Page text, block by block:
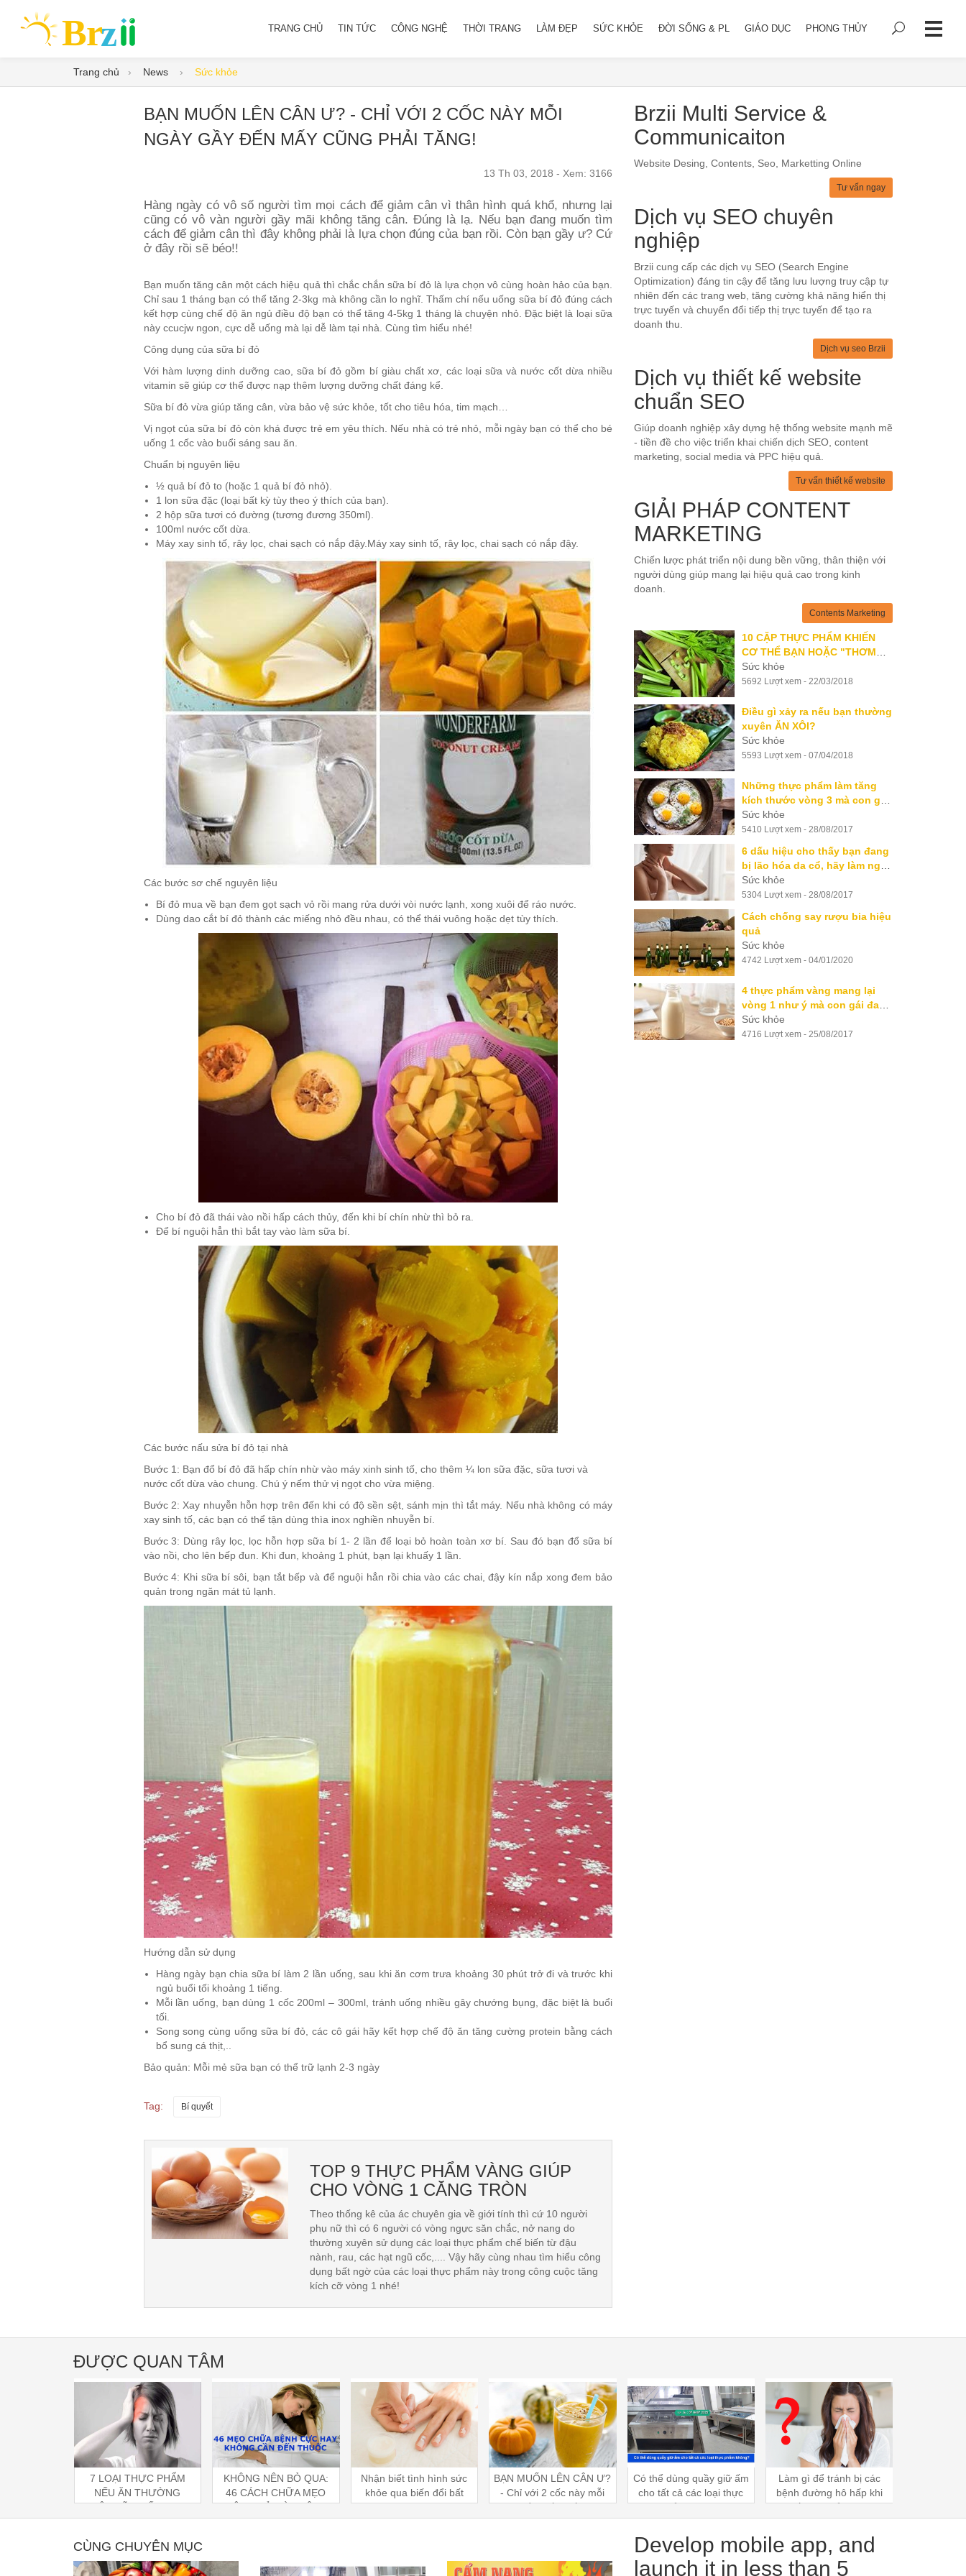
TRANG CHỦ TIN TỨC CÔNG NGHỆ THỜI TRANG LÀM ĐẸP SỨC KHỎE ĐỜI SỐNG & PL GIÁO DỤC PHONG THỦY
Trang chủ News Sức khỏe
BẠN MUỐN LÊN CÂN Ư? - CHỈ VỚI 2 CỐC NÀY MỖI
NGÀY GẦY ĐẾN MẤY CŨNG PHẢI TĂNG!
13 Th 03, 2018 - Xem: 3166
Hàng ngày có vô số người tìm mọi cách để giảm cân vì thân hình quá khổ, nhưng lại
cũng có vô vàn người gầy mãi không tăng cân. Đúng là lạ. Nếu bạn đang muốn tìm
cách để giảm cân thì đây không phải là lựa chọn đúng của bạn rồi. Còn bạn gầy ư? Cứ
ở đây rồi sẽ béo!!
Bạn muốn tăng cân một cách hiệu quả thì chắc chắnsữa bí đỏ là lựa chọn vô cùng hoàn hảo của bạn.
Chỉ sau 1 tháng bạn có thể tăng 2-3kg mà không cần lo nghĩ. Thấm chí nếu uống sữa bí đỏ đúng cách
kết hợp cùng chế độ ăn ngủ điều độ bạn có thể tăng 4-5kg 1 tháng là chuyện nhỏ. Đặc biệt là loại sữa
này ccucjw ngon, cực dễ uống mà lại dễ làm tại nhà. Cùng tìm hiểu nhé!
Công dụng của sữa bí đỏ
Với hàm lượng dinh dưỡng cao, sữa bí đỏ gồm bí giàu chất xơ, các loại sữa và nước cốt dừa nhiều
vitamin sẽ giúp cơ thể được nạp thêm lượng dưỡng chất đáng kể.
Sữa bí đỏ vừa giúp tăng cân, vừa bảo vệ sức khỏe, tốt cho tiêu hóa, tim mạch…
Vị ngọt của sữa bí đỏ còn khá được trẻ em yêu thích. Nếu nhà có trẻ nhỏ, mỗi ngày bạn có thể cho bé
uống 1 cốc vào buổi sáng sau ăn.
Chuẩn bị nguyên liệu
½ quả bí đỏ to (hoặc 1 quả bí đỏ nhỏ).
1 lon sữa đặc (loại bất kỳ tùy theo ý thích của bạn).
2 hộp sữa tươi có đường (tương đương 350ml).
100ml nước cốt dừa.
Máy xay sinh tố, rây lọc, chai sạch có nắp đậy.Máy xay sinh tố, rây lọc, chai sạch có nắp đậy.
Các bước sơ chế nguyên liệu
Bí đỏ mua về bạn đem gọt sạch vỏ rồi mang rửa dưới vòi nước lạnh, xong xuôi để ráo nước.
Dùng dao cắt bí đỏ thành các miếng nhỏ đều nhau, có thể thái vuông hoặc dẹt tùy thích.
Cho bí đỏ đã thái vào nồi hấp cách thủy, đến khi bí chín nhừ thì bỏ ra.
Để bí nguội hẳn thì bắt tay vào làm sữa bí.
Các bước nấu sửa bí đỏ tại nhà
Bước 1: Bạn đổ bí đỏ đã hấp chín nhừ vào máy xinh sinh tố, cho thêm ¼ lon sữa đặc, sữa tươi và
nước cốt dừa vào chung. Chú ý nếm thử vị ngọt cho vừa miệng.
Bước 2: Xay nhuyễn hỗn hợp trên đến khi có độ sền sệt, sánh mịn thì tắt máy. Nếu nhà không có máy
xay sinh tố, các bạn có thể tận dùng thìa inox nghiền nhuyễn bí.
Bước 3: Dùng rây lọc, lọc hỗn hợp sữa bí 1- 2 lần để loại bỏ hoàn toàn xơ bí. Sau đó bạn đổ sữa bí
vào nồi, cho lên bếp đun. Khi đun, khoảng 1 phút, bạn lại khuấy 1 lần.
Bước 4: Khi sữa bí sôi, bạn tắt bếp và để nguội hẳn rồi chia vào các chai, đậy kín nắp xong đem bảo
quản trong ngăn mát tủ lạnh.
Hướng dẫn sử dụng
Hàng ngày bạn chia sữa bí làm 2 lần uống, sau khi ăn cơm trưa khoảng 30 phút trở đi và trước khi
ngủ buổi tối khoảng 1 tiếng.
Mỗi lần uống, bạn dùng 1 cốc 200ml – 300ml, tránh uống nhiều gây chướng bụng, đặc biệt là buổi
tối.
Song song cùng uống sữa bí đỏ, các cô gái hãy kết hợp chế độ ăn tăng cường protein bằng cách
bổ sung cá thịt,..
Bảo quản: Mỗi mẻ sữa bạn có thể trữ lạnh 2-3 ngày
Tag: Bí quyết
TOP 9 THỰC PHẨM VÀNG GIÚP
CHO VÒNG 1 CĂNG TRÒN
Theo thống kê của ác chuyên gia về giới tính thì cứ 10 người
phụ nữ thì có 6 người có vòng ngực săn chắc, nở nang do
thường xuyên sử dụng các loại thực phẩm chế biến từ đậu
nành, rau, các hạt ngũ cốc,.... Vậy hãy cùng nhau tìm hiểu công
dụng bất ngờ của các loại thực phẩm này trong công cuộc tăng
kích cỡ vòng 1 nhé!
Brzii Multi Service &
Communicaiton
Website Desing, Contents, Seo, Marketting Online
Tư vấn ngay
Dịch vụ SEO chuyên
nghiệp
Brzii cung cấp các dịch vụ SEO (Search Engine
Optimization) đáng tin cậy để tăng lưu lượng truy cập tự
nhiên đến các trang web, tăng cường khả năng hiển thị
trực tuyến và chuyển đổi tiếp thị trực tuyến để tạo ra
doanh thu.
Dịch vụ seo Brzii
Dịch vụ thiết kế website
chuẩn SEO
Giúp doanh nghiệp xây dựng hệ thống website mạnh mẽ
- tiền đề cho việc triển khai chiến dịch SEO, content
marketing, social media và PPC hiệu quả.
Tư vấn thiết kế website
GIẢI PHÁP CONTENT
MARKETING
Chiến lược phát triển nội dung bền vững, thân thiện với
người dùng giúp mang lại hiệu quả cao trong kinh
doanh.
Contents Marketing
10 CẶP THỰC PHẨM KHIẾN
CƠ THỂ BẠN HOẶC "THƠM
THO" HOẶC "KHÓ CHỊU"
Sức khỏe
5692 Lượt xem - 22/03/2018
Điều gì xảy ra nếu bạn thường
xuyên ĂN XÔI?
Sức khỏe
5593 Lượt xem - 07/04/2018
Những thực phẩm làm tăng
kích thước vòng 3 mà con gái
không nên bỏ qua
Sức khỏe
5410 Lượt xem - 28/08/2017
6 dấu hiệu cho thấy bạn đang
bị lão hóa da cổ, hãy làm ngay
những điều này để ngăn chặn
Sức khỏe
5304 Lượt xem - 28/08/2017
Cách chống say rượu bia hiệu
quả
Sức khỏe
4742 Lượt xem - 04/01/2020
4 thực phẩm vàng mang lại
vòng 1 như ý mà con gái đang
dậy thì không nên bỏ qua
Sức khỏe
4716 Lượt xem - 25/08/2017
ĐƯỢC QUAN TÂM
DỘI.
KHÔNG NÊN BỎ QUA:
46 CÁCH CHỮA MẸO
HIỆU QUẢ MÀ KHÔNG
CẦN DÙNG THUỐC
Nhận biết tình hình sức
khỏe qua biến đổi bất
thường của móng tay
BẠN MUỐN LÊN CÂN Ư?
- Chỉ với 2 cốc này mỗi
ngày gầy đến mấy cũng
phải tăng!
Có thể dùng quầy giữ ấm
cho tất cả các loại thực
phẩm không?
Làm gì để tránh bị các
bệnh đường hô hấp khi
thời tiết thay đổi đột ngột?
💝💝 CẢM ƠN NHỮNG
HY SINH... 💝💝
CÙNG CHUYÊN MỤC
Develop mobile app, and
launch it in less than 5